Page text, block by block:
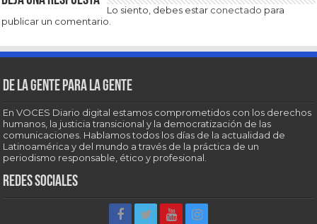
Lo siento, debes estar conectado para
publicar un comentario.
De la gente para la gente
En VOCES Diario digital estamos comprometidos con los derechos
humanos, la justicia transicional y la democratización de las
comunicaciones. Hablamos todos los días de la actualidad de
Latinoamérica y del mundo a través de la práctica de un
periodismo responsable, ético y profesional.
Redes sociales